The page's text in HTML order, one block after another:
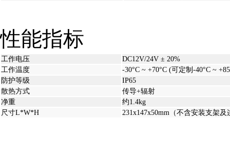
性能指标
工作电压
DC12V/24V ± 20%
工作温度
-30°C ~ +70°C (可定制-40°C ~
防护等级
IP65
散热方式
传导+辐射
净重
约1.4kg
尺寸L*W*H
231x147x50mm（不含安装支架及